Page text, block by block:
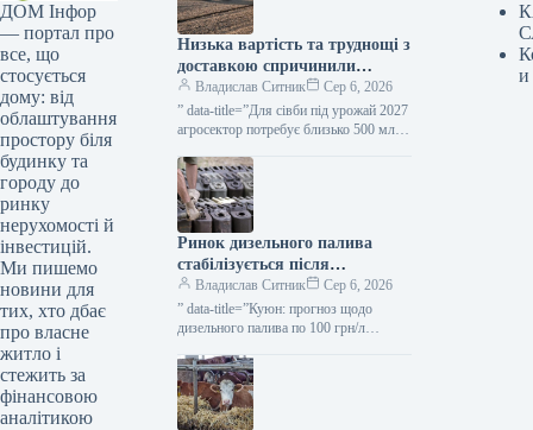
ДОМ Інфор
— портал про
все, що
стосується
дому: від
облаштування
простору біля
будинку та
городу до
ринку
нерухомості й
інвестицій.
Ми пишемо
новини для
тих, хто дбає
про власне
житло і
стежить за
фінансовою
аналітикою
Низька вартість та труднощі з
доставкою спричинили
зростання потреби фермерів у
вільних грошах — ВАР —
КУРКУЛЬ
Владислав Ситник
Сер 6, 2026
” data-title=”Для сівби під урожай 2027
агросектор потребує близько 500 млрд
Ринок дизельного палива
стабілізується після
ажіотажного попиту — Куюн
— КУРКУЛЬ
Владислав Ситник
Сер 6, 2026
” data-title=”Куюн: прогноз щодо
дизельного палива по 100 грн/л
и